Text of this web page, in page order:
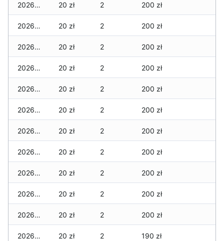
2026-03-01 20 zł 2 200 zł
2026-02-27 20 zł 2 200 zł
2026-02-26 20 zł 2 200 zł
2026-02-25 20 zł 2 200 zł
2026-02-24 20 zł 2 200 zł
2026-02-23 20 zł 2 200 zł
2026-02-22 20 zł 2 200 zł
2026-02-21 20 zł 2 200 zł
2026-02-20 20 zł 2 200 zł
2026-02-19 20 zł 2 200 zł
2026-02-18 20 zł 2 200 zł
2026-02-17 20 zł 2 190 zł